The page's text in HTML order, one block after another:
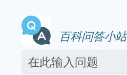
百科问答小站